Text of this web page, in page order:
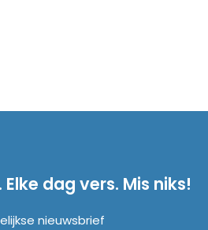
dag vers. Mis niks!
nieuwsbrief